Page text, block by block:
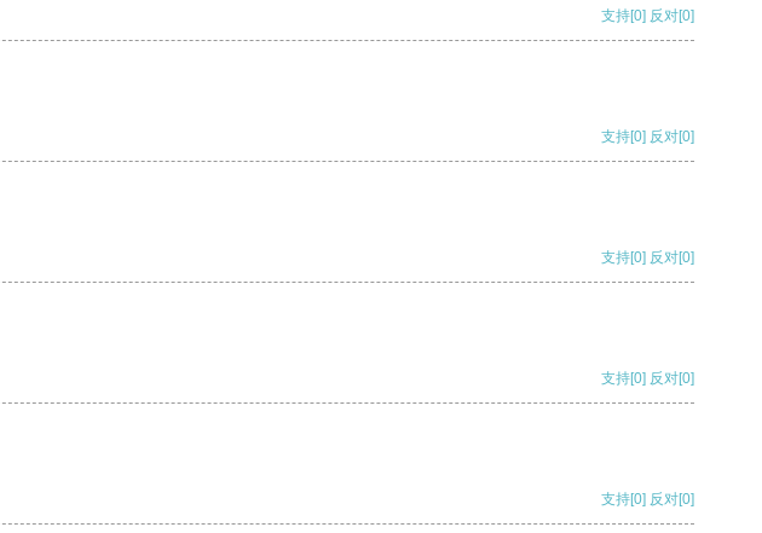
支持[0] 反对[0]
支持[0] 反对[0]
支持[0] 反对[0]
支持[0] 反对[0]
支持[0] 反对[0]